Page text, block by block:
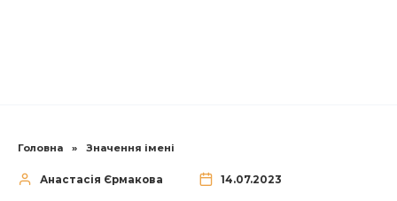
Головна » Значення імені
Анастасія Єрмакова 14.07.2023